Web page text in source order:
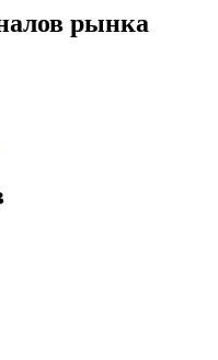
рынка